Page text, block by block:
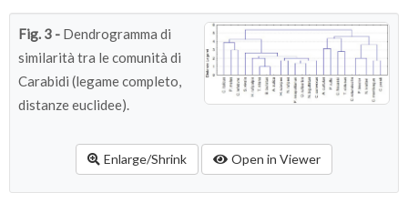
Fig. 3 - Dendrogramma di
similarità tra le comunità di
Carabidi (legame completo,
distanze euclidee).
Enlarge/Shrink Open in Viewer